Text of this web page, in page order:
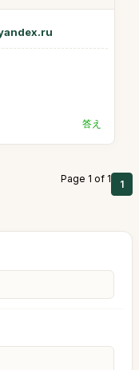
答え
Page 1 of 1 1